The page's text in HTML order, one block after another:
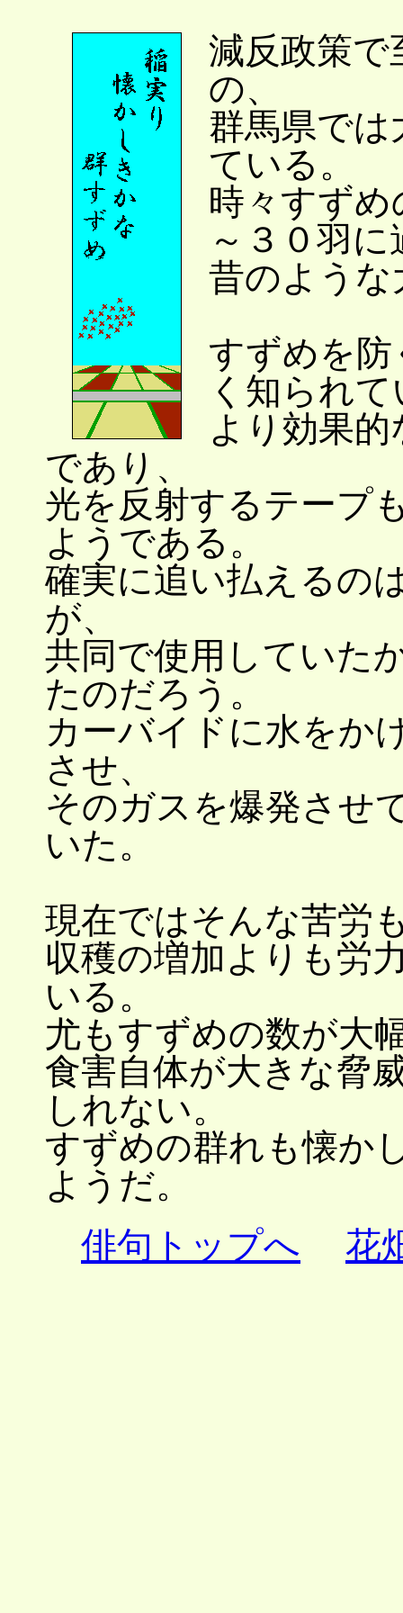
減反政策で
の、
群馬県で
ている。
時々すず
～３０羽
昔のよう
すずめを
く知られ
より効果
であり、
光を反射するテープ
ようである。
確実に追い払えるの
が、
共同で使用していた
たのだろう。
カーバイドに水をか
させ、
そのガスを爆発させ
いた。
現在ではそんな苦労
収穫の増加よりも労
いる。
尤もすずめの数が大
食害自体が大きな脅
しれない。
すずめの群れも懐か
ようだ。
俳句トップへ
花